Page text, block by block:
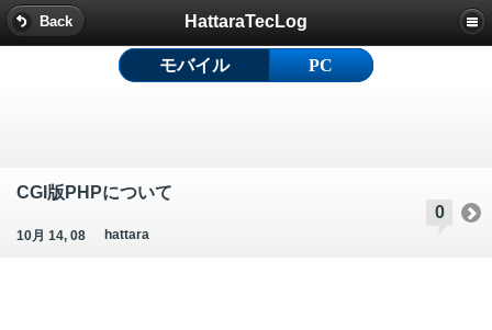
Back HattaraTecLog
0
CGI版PHPについて
10月 14, 08 hattara
モバイル PC